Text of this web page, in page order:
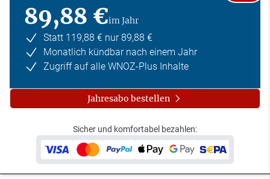
89,88 €im Jahr
Statt 119,88 € nur 89,88 €
Monatlich kündbar nach einem Jahr
Zugriff auf alle WNOZ-Plus Inhalte
Jahresabo bestellen
Sicher und komfortabel bezahlen: